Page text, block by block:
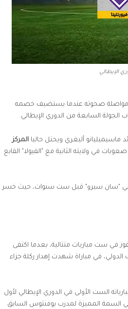
الإيطالي
مواصلة صحوته عندما يستضيف خصمه
أليغري ويحتل حالياالمركز
في ولايته الثانية مع "الفيولا" القابع
في "سان سيرو" قبل ست سنوات، حيث خسر
في ست مباريات متتالية، بعدما اكتفى
في مباراة شهدت إهدار ركلة جزاء
الست الأولى في الدوري الإيطالي لأول
هي السمة المميزة لمدرب يوفنتوس السابق